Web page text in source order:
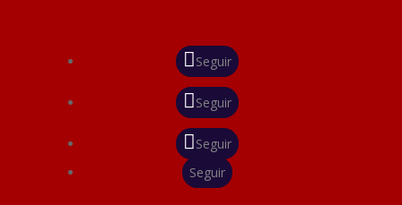
Seguir
Seguir
Seguir
Seguir